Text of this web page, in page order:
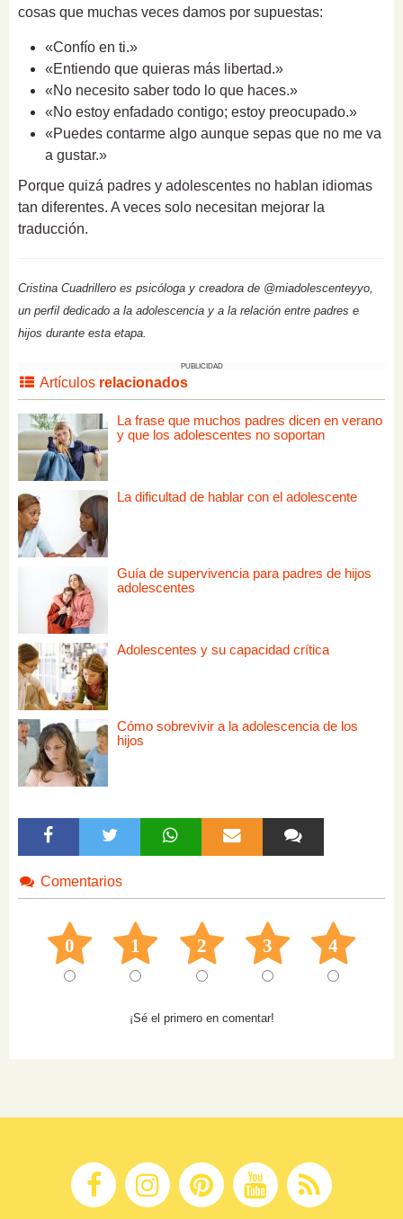
cosas que muchas veces damos por supuestas:
«Confío en ti.»
«Entiendo que quieras más libertad.»
«No necesito saber todo lo que haces.»
«No estoy enfadado contigo; estoy preocupado.»
«Puedes contarme algo aunque sepas que no me va
a gustar.»
Porque quizá padres y adolescentes no hablan idiomas
tan diferentes. A veces solo necesitan mejorar la
traducción.
Cristina Cuadrillero es psicóloga y creadora de @miadolescenteyyo,
un perfil dedicado a la adolescencia y a la relación entre padres e
hijos durante esta etapa.
PUBLICIDAD
Artículos relacionados
La frase que muchos padres dicen en verano
y que los adolescentes no soportan
La dificultad de hablar con el adolescente
Guía de supervivencia para padres de hijos
adolescentes
Adolescentes y su capacidad crítica
Cómo sobrevivir a la adolescencia de los
hijos
Comentarios
0 1 2 3 4
¡Sé el primero en comentar!